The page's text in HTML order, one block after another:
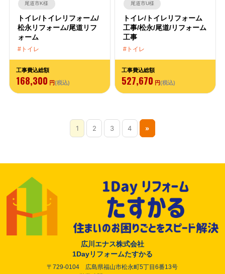
尾道市K様
トイレ/トイレリフォーム/
松永リフォーム/尾道リフ
ォーム
トイレ
工事費込総額
168,300 円(税込)
尾道市U様
トイレ/トイレリフォーム
工事/松永/尾道/リフォーム
工事
トイレ
工事費込総額
527,670 円(税込)
1 2 3 4 »
広川エナス株式会社
1Dayリフォームたすかる
〒729-0104 広島県福山市松永町5丁目6番13号